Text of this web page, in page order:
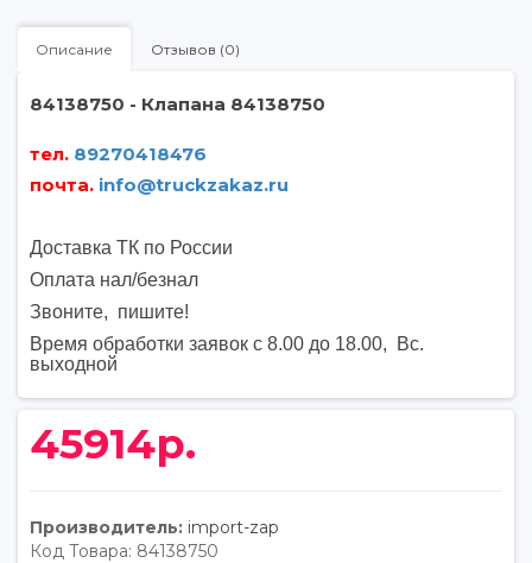
Описание Отзывов (0)
84138750 - Клапана 84138750
тел. 89270418476
почта. info@truckzakaz.ru
Доставка ТК по России
Оплата нал/безнал
Звоните, пишите!
Время обработки заявок с 8.00 до 18.00, Вс.
выходной
45914р.
Производитель: import-zap
Код Товара: 84138750